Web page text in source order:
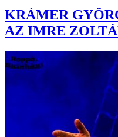
KRÁMER
AZ IMRE